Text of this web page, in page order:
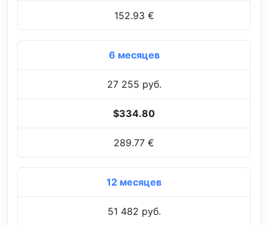
152.93 €
6 месяцев
27 255 руб.
$334.80
289.77 €
12 месяцев
51 482 руб.